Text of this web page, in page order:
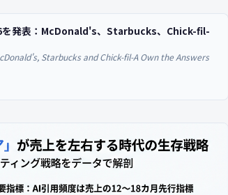
を発表：McDonald's、Starbucks、Chick-fil-
Starbucks and Chick-fil-A Own the Answers